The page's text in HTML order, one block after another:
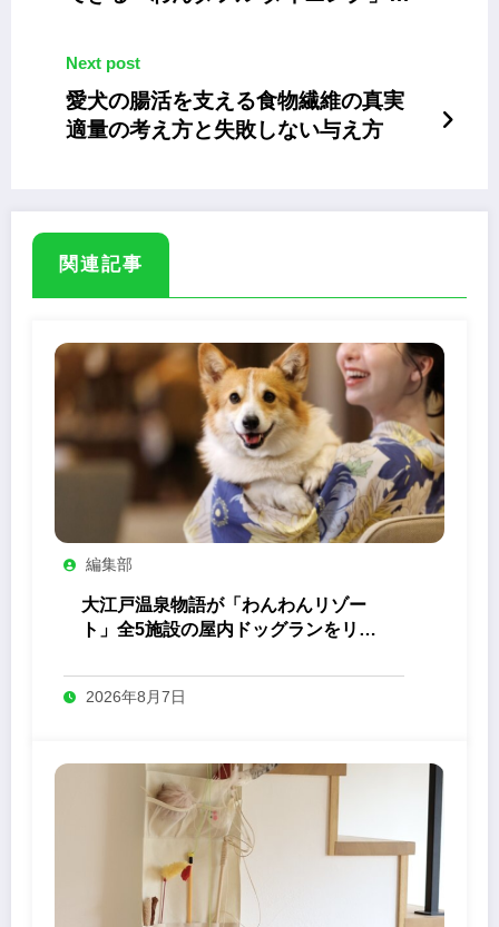
Next post
愛犬の腸活を支える食物繊維の真実
適量の考え方と失敗しない与え方
関連記事
編集部
大江戸温泉物語が「わんわんリゾー
ト」全5施設の屋内ドッグランをリニ
2026年8月7日